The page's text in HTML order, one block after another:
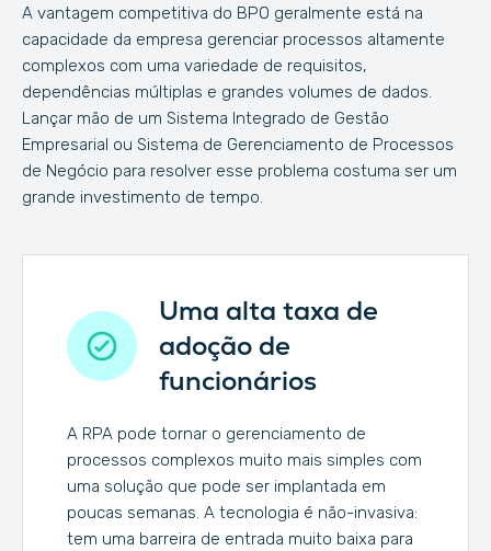
A vantagem competitiva do BPO geralmente está na
capacidade da empresa gerenciar processos altamente
complexos com uma variedade de requisitos,
dependências múltiplas e grandes volumes de dados.
Lançar mão de um Sistema Integrado de Gestão
Empresarial ou Sistema de Gerenciamento de Processos
de Negócio para resolver esse problema costuma ser um
grande investimento de tempo.
Uma alta taxa de
adoção de
funcionários
A RPA pode tornar o gerenciamento de
processos complexos muito mais simples com
uma solução que pode ser implantada em
poucas semanas. A tecnologia é não-invasiva:
tem uma barreira de entrada muito baixa para